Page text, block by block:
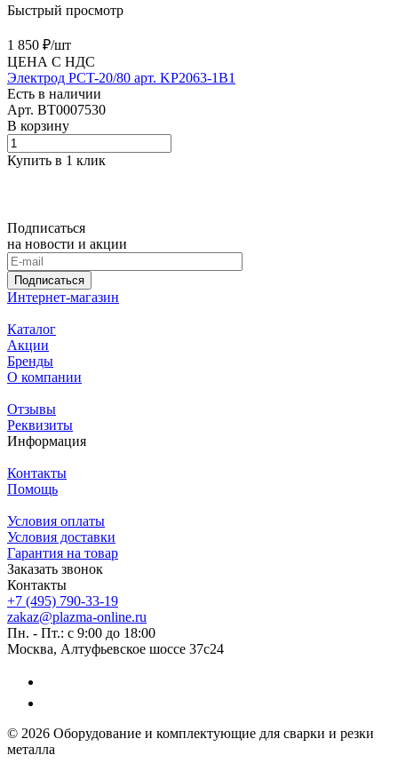
Быстрый просмотр
1 850 ₽/шт
ЦЕНА С НДС
Электрод PCT-20/80 арт. KP2063-1B1
Есть в наличии
Арт. BT0007530
В корзину
Купить в 1 клик
Подписаться
на новости и акции
Подписаться
Интернет-магазин
Каталог
Акции
Бренды
О компании
Отзывы
Реквизиты
Информация
Контакты
Помощь
Условия оплаты
Условия доставки
Гарантия на товар
Заказать звонок
Контакты
+7 (495) 790-33-19
zakaz@plazma-online.ru
Пн. - Пт.: с 9:00 до 18:00
Москва, Алтуфьевское шоссе 37с24
© 2026 Оборудование и комплектующие для сварки и резки
металла